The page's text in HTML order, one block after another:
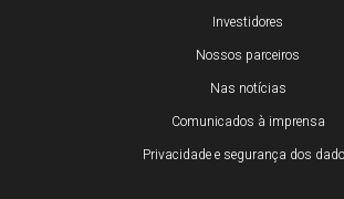
Investidores
Nossos parceiros
Nas notícias
Comunicados à imprensa
Privacidade e segurança dos